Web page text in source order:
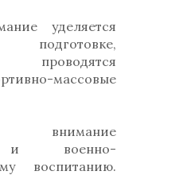
уделяется
подготовке,
проводятся
массовые
внимание
и военно-
воспитанию.